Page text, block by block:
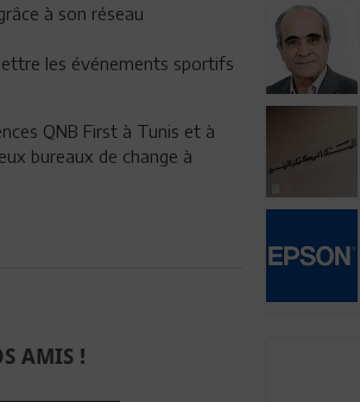
à son réseau
les événements sportifs
QNB First à Tunis et à
bureaux de change à
AMIS !